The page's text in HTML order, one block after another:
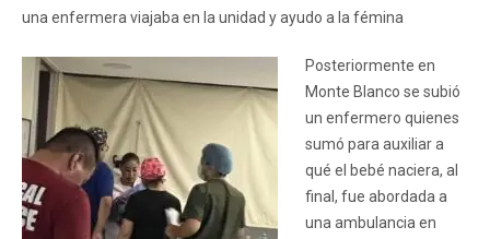
una enfermera viajaba en la unidad y ayudo a la fémina
Posteriormente en
Monte Blanco se subió
un enfermero quienes
sumó para auxiliar a
qué el bebé naciera, al
final, fue abordada a
una ambulancia en